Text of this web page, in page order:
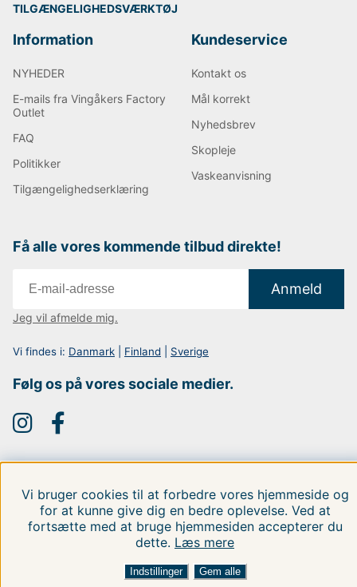
TILGÆNGELIGHEDSVÆRKTØJ
Information
NYHEDER
E-mails fra Vingåkers Factory
Outlet
FAQ
Politikker
Tilgængelighedserklæring
Kundeservice
Kontakt os
Mål korrekt
Nyhedsbrev
Skopleje
Vaskeanvisning
Få alle vores kommende tilbud direkte!
Anmeld
Jeg vil afmelde mig.
Vi findes i: Danmark Finland Sverige
Følg os på vores sociale medier.
Vi bruger cookies til at forbedre vores hjemmeside og
for at kunne give dig en bedre oplevelse. Ved at
fortsætte med at bruge hjemmesiden accepterer du
dette. Læs mere
Indstillinger Gem alle